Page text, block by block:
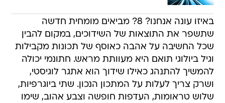
באיזו עונה אנחנו? 8? מביאים מומחית חדשה
שתשפר את התוצאות של השידוכים, במקום להבין
שכל החשיבה על אהבה כאוסף של תכונות מקבילות
וגיל ביולוגי תואם היא מעוותת מראש. חתונמי יכולה
להמשיך להתנהג כאילו שידוך הוא אתגר לוגיסטי,
ושרק צריך לעלות על המתכון הנכון. שתי ביוגרפיות,
שלוש טראומות, העדפות חופשה וצבע אהוב, שימו